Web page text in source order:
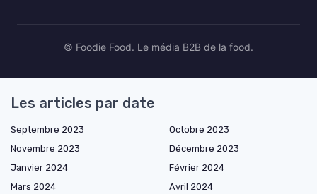
© Foodie Food. Le média B2B de la food.
Les articles par date
Septembre 2023
Octobre 2023
Novembre 2023
Décembre 2023
Janvier 2024
Février 2024
Mars 2024
Avril 2024